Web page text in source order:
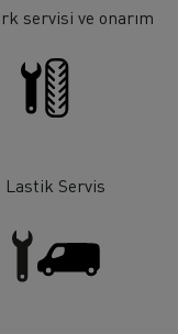
servisi ve onarım
Lastik Servis